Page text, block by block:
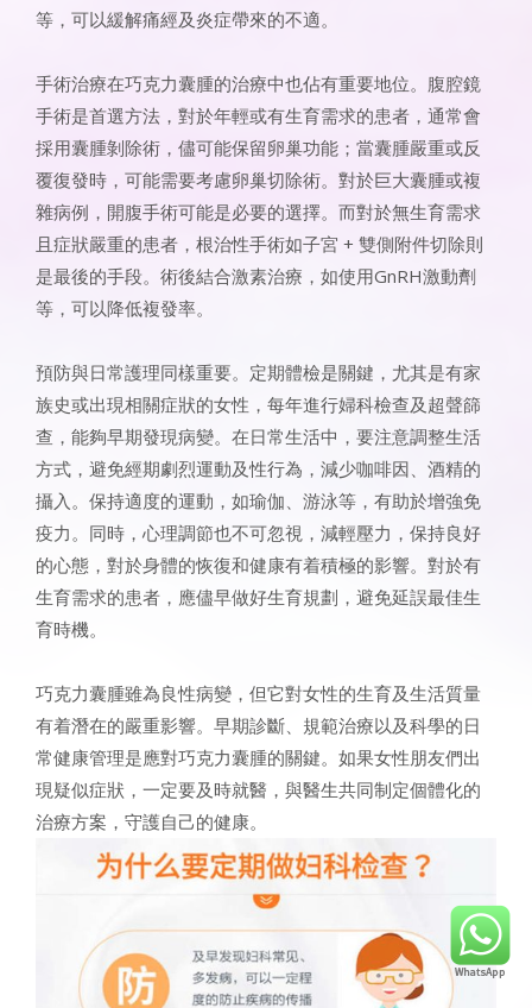
等，可以緩解痛經及炎症帶來的不適。
手術治療在巧克力囊腫的治療中也佔有重要地位。腹腔鏡
手術是首選方法，對於年輕或有生育需求的患者，通常會
採用囊腫剝除術，儘可能保留卵巢功能；當囊腫嚴重或反
覆復發時，可能需要考慮卵巢切除術。對於巨大囊腫或複
雜病例，開腹手術可能是必要的選擇。而對於無生育需求
且症狀嚴重的患者，根治性手術如子宮 + 雙側附件切除則
是最後的手段。術後結合激素治療，如使用GnRH激動劑
等，可以降低複發率。
預防與日常護理同樣重要。定期體檢是關鍵，尤其是有家
族史或出現相關症狀的女性，每年進行婦科檢查及超聲篩
查，能夠早期發現病變。在日常生活中，要注意調整生活
方式，避免經期劇烈運動及性行為，減少咖啡因、酒精的
攝入。保持適度的運動，如瑜伽、游泳等，有助於增強免
疫力。同時，心理調節也不可忽視，減輕壓力，保持良好
的心態，對於身體的恢復和健康有着積極的影響。對於有
生育需求的患者，應儘早做好生育規劃，避免延誤最佳生
育時機。
巧克力囊腫雖為良性病變，但它對女性的生育及生活質量
有着潛在的嚴重影響。早期診斷、規範治療以及科學的日
常健康管理是應對巧克力囊腫的關鍵。如果女性朋友們出
現疑似症狀，一定要及時就醫，與醫生共同制定個體化的
治療方案，守護自己的健康。